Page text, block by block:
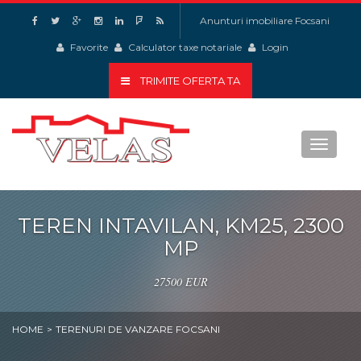
Anunturi imobiliare Focsani
Favorite Calculator taxe notariale Login
TRIMITE OFERTA TA
Toggle
TEREN INTAVILAN, KM25, 2300
MP
27500 EUR
HOME > TERENURI DE VANZARE FOCSANI